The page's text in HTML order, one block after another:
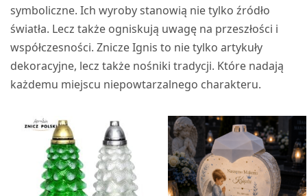
symboliczne. Ich wyroby stanowią nie tylko źródło
światła. Lecz także ogniskują uwagę na przeszłości i
współczesności. Znicze Ignis to nie tylko artykuły
dekoracyjne, lecz także nośniki tradycji. Które nadają
każdemu miejscu niepowtarzalnego charakteru.